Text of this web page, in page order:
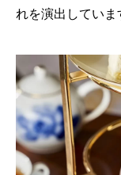
れを演出していま